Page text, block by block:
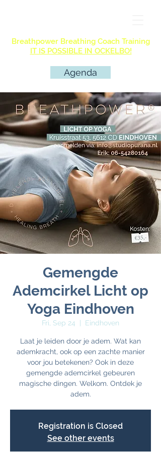
Agenda
Breathpower Breathing Coach Training
IT IS POSSIBLE IN OCKELBO!
Gemengde
Ademcirkel Licht op
Yoga Eindhoven
Fri, Sep 24 Eindhoven
Laat je leiden door je adem. Wat kan
ademkracht, ook op een zachte manier
voor jou betekenen? Ook in deze
gemengde ademcirkel gebeuren
magische dingen. Welkom. Ontdek je
adem.
Registration is Closed
See other events